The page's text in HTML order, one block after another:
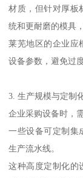
材质，但针对厚板
统和更耐磨的模具
莱芜地区的企业应
设备参数，避免过
3. 生产规模与定制
企业采购设备时，
一些设备可定制集
生产流水线。
这种高度定制化的